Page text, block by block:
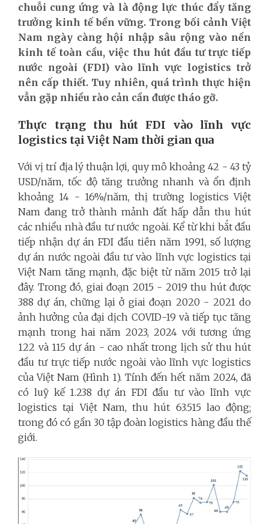
chuỗi cung ứng và là động lực thúc đẩy tăng
trưởng kinh tế bền vững. Trong bối cảnh Việt
Nam ngày càng hội nhập sâu rộng vào nền
kinh tế toàn cầu, việc thu hút đầu tư trực tiếp
nước ngoài (FDI) vào lĩnh vực logistics trở
nên cấp thiết. Tuy nhiên, quá trình thực hiện
vẫn gặp nhiều rào cản cần được tháo gỡ.
Thực trạng thu hút FDI vào lĩnh vực
logistics tại Việt Nam thời gian qua
Với vị trí địa lý thuận lợi, quy mô khoảng 42 - 43 tỷ
USD/năm, tốc độ tăng trưởng nhanh và ổn định
khoảng 14 - 16%/năm, thị trường logistics Việt
Nam đang trở thành mảnh đất hấp dẫn thu hút
các nhiều nhà đầu tư nước ngoài. Kể từ khi bắt đầu
tiếp nhận dự án FDI đầu tiên năm 1991, số lượng
dự án nước ngoài đầu tư vào lĩnh vực logistics tại
Việt Nam tăng mạnh, đặc biệt từ năm 2015 trở lại
đây. Trong đó, giai đoạn 2015 - 2019 thu hút được
388 dự án, chững lại ở giai đoạn 2020 - 2021 do
ảnh hưởng của đại dịch COVID-19 và tiếp tục tăng
mạnh trong hai năm 2023, 2024 với tương ứng
122 và 115 dự án - cao nhất trong lịch sử thu hút
đầu tư trực tiếp nước ngoài vào lĩnh vực logistics
của Việt Nam (Hình 1). Tính đến hết năm 2024, đã
có luỹ kế 1.238 dự án FDI đầu tư vào lĩnh vực
logistics tại Việt Nam, thu hút 63.515 lao động;
trong đó có gần 30 tập đoàn logistics hàng đầu thế
giới.